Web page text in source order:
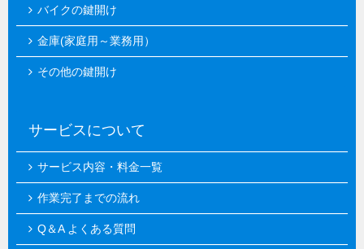
バイクの鍵開け
金庫(家庭用～業務用）
その他の鍵開け
サービスについて
サービス内容・料金一覧
作業完了までの流れ
Q＆A よくある質問